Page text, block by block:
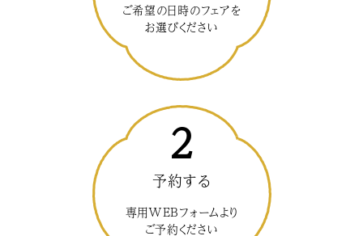
ご希望の日時のフェアを
お選びください
2
予約する
専用WEBフォームより
ご予約ください